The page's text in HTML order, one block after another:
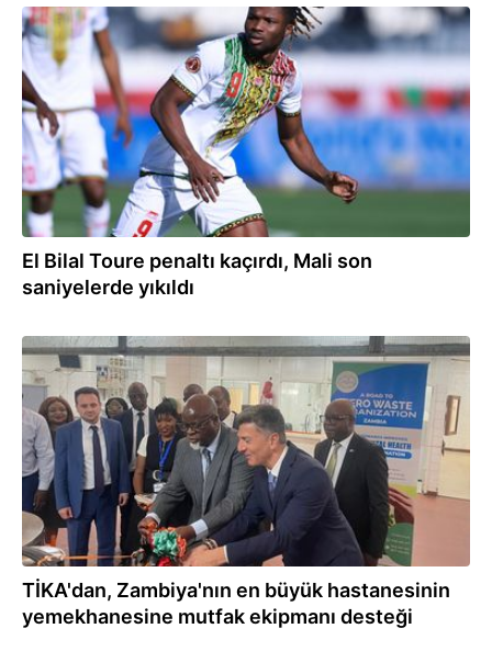
22.12.2025
El Bilal Toure penaltı kaçırdı, Mali son
saniyelerde yıkıldı
07.11.2025
TİKA'dan, Zambiya'nın en büyük hastanesinin
yemekhanesine mutfak ekipmanı desteği